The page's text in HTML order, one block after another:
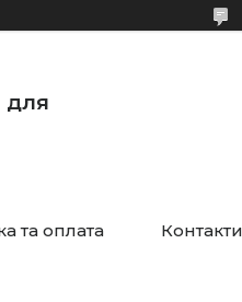
для
та оплата Контакти